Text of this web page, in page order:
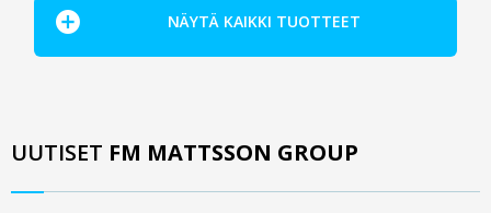
NÄYTÄ KAIKKI TUOTTEET
UUTISET FM MATTSSON GROUP